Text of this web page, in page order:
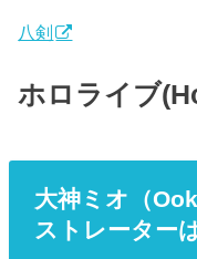
八剣
ホロライブ
大神ミオ（
ストレーター